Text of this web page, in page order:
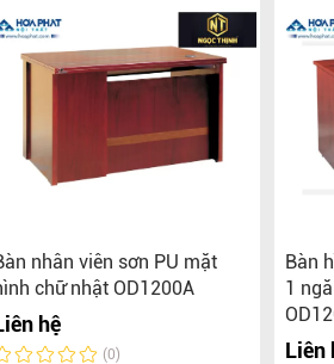
nhân viên sơn PU mặt
chữ nhật OD1200A
hệ
(0)
Bàn
1
Liên